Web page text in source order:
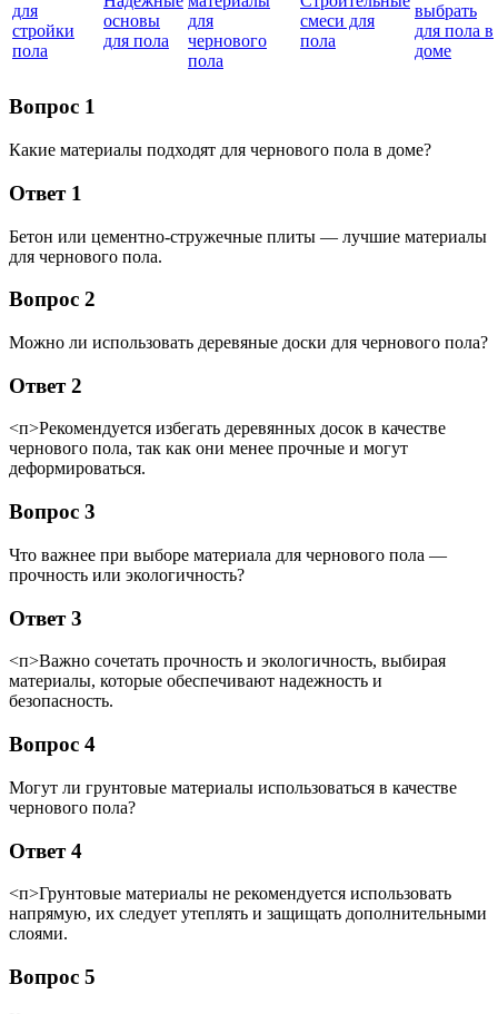
для
стройки
пола
основы
для пола
для
чернового
пола
смеси для
пола
выбрать
для пола в
доме
Вопрос 1
Какие материалы подходят для чернового пола в доме?
Ответ 1
Бетон или цементно-стружечные плиты — лучшие материалы
для чернового пола.
Вопрос 2
Можно ли использовать деревяные доски для чернового пола?
Ответ 2
<п>Рекомендуется избегать деревянных досок в качестве
чернового пола, так как они менее прочные и могут
деформироваться.
Вопрос 3
Что важнее при выборе материала для чернового пола —
прочность или экологичность?
Ответ 3
<п>Важно сочетать прочность и экологичность, выбирая
материалы, которые обеспечивают надежность и
безопасность.
Вопрос 4
Могут ли грунтовые материалы использоваться в качестве
чернового пола?
Ответ 4
<п>Грунтовые материалы не рекомендуется использовать
напрямую, их следует утеплять и защищать дополнительными
слоями.
Вопрос 5